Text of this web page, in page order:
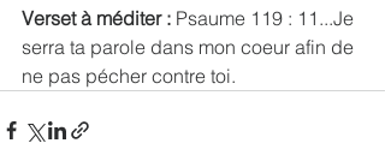
Verset à méditer : Psaume 119 : 11...Je
serra ta parole dans mon coeur afin de
ne pas pécher contre toi.